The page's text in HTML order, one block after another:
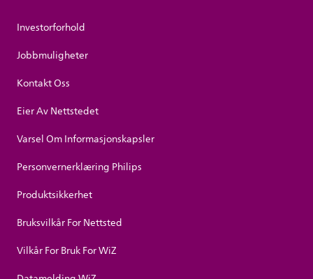
Investorforhold
Jobbmuligheter
Kontakt Oss
Eier Av Nettstedet
Varsel Om Informasjonskapsler
Personvernerklæring Philips
Produktsikkerhet
Bruksvilkår For Nettsted
Vilkår For Bruk For WiZ